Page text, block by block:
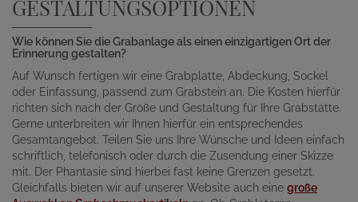
GESTALTUNGSOPTIONEN
Wie können Sie die Grabanlage als einen einzigartigen Ort der
Erinnerung gestalten?
Auf Wunsch fertigen wir eine Grabplatte, Abdeckung, Sockel
oder Einfassung, passend zum Grabstein an. Die Kosten hierfür
richten sich nach der Größe und Gestaltung für Ihre Grabstätte.
Gerne unterbreiten wir Ihnen hierfür ein entsprechendes
Gesamtangebot. Teilen Sie uns Ihre Wünsche und Ideen einfach
schriftlich, telefonisch oder durch die Zusendung einer Skizze
mit. Der Phantasie sind hierbei fast keine Grenzen gesetzt.
Gleichfalls bieten wir auf unserer Website auch eine große